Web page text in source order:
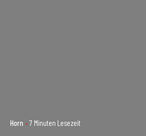
Horn 7 Minuten Lesezeit